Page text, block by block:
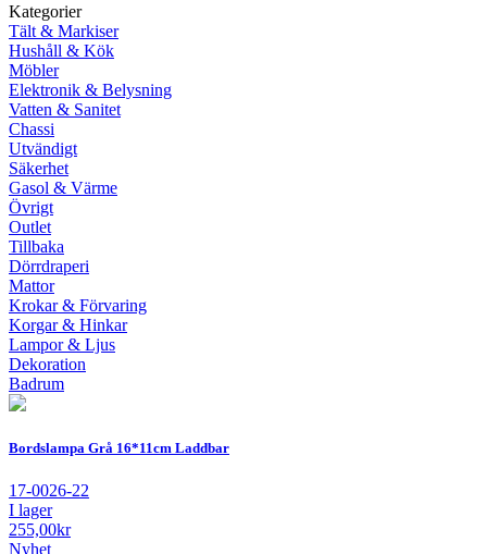
Kategorier
Tält & Markiser
Hushåll & Kök
Möbler
Elektronik & Belysning
Vatten & Sanitet
Chassi
Utvändigt
Säkerhet
Gasol & Värme
Övrigt
Outlet
Tillbaka
Dörrdraperi
Mattor
Krokar & Förvaring
Korgar & Hinkar
Lampor & Ljus
Dekoration
Badrum
Bordslampa Grå 16*11cm Laddbar
17-0026-22
I lager
255,00kr
Nyhet